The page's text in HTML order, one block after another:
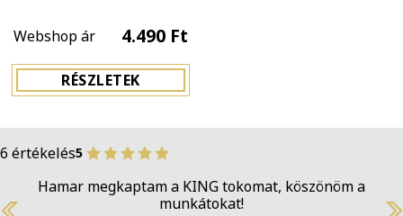
Webshop ár 4.490 Ft
RÉSZLETEK
6 értékelés5
Hamar megkaptam a KING tokomat, köszönöm a
munkátokat!